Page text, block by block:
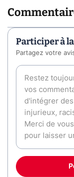
Participer à
Partagez votre